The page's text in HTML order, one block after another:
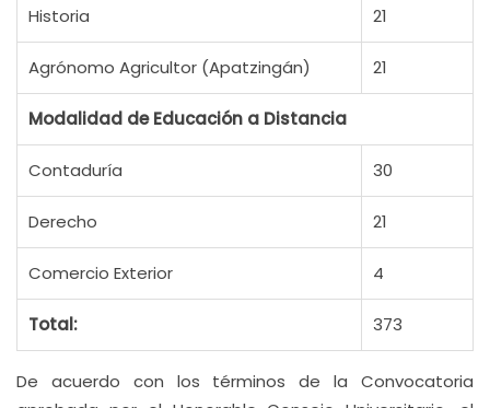
Historia 21
Agrónomo Agricultor (Apatzingán) 21
Modalidad de Educación a Distancia
Contaduría 30
Derecho 21
Comercio Exterior 4
Total: 373
De acuerdo con los términos de la Convocatoria